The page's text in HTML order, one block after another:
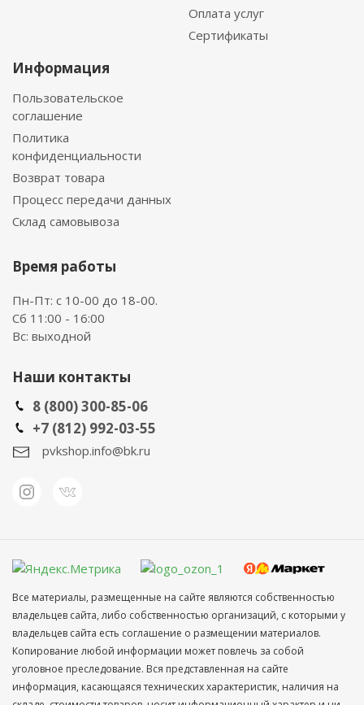
Оплата услуг
Сертификаты
Информация
Пользовательское
соглашение
Политика
конфиденциальности
Возврат товара
Процесс передачи данных
Склад самовывоза
Время работы
Пн-Пт: с 10-00 до 18-00.
Сб 11:00 - 16:00
Вс: выходной
Наши контакты
8 (800) 300-85-06
+7 (812) 992-03-55
pvkshop.info@bk.ru
Все материалы, размещенные на сайте являются собственностью
владельцев сайта, либо собственностью организаций, с которыми у
владельцев сайта есть соглашение о размещении материалов.
Копирование любой информации может повлечь за собой
уголовное преследование. Вся представленная на сайте
информация, касающаяся технических характеристик, наличия на